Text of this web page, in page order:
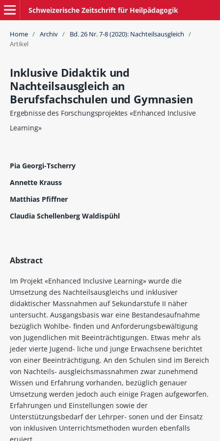
Schweizerische Zeitschrift für Heilpädagogik
Home / Archiv / Bd. 26 Nr. 7-8 (2020): Nachteilsausgleich /
Artikel
Inklusive Didaktik und
Nachteilsausgleich an
Berufsfachschulen und Gymnasien
Ergebnisse des Forschungsprojektes «Enhanced Inclusive
Learning»
Pia Georgi-Tscherry
Annette Krauss
Matthias Pfiffner
Claudia Schellenberg Waldispühl
Abstract
Im Projekt «Enhanced Inclusive Learning» wurde die
Umsetzung des Nachteilsausgleichs und inklusiver
didaktischer Massnahmen auf Sekundarstufe II näher
untersucht. Ausgangsbasis war eine Bestandesaufnahme
bezüglich Wohlbe- finden und Anforderungsbewältigung
von Jugendlichen mit Beeinträchtigungen. Etwas mehr als
jeder vierte Jugend- liche und junge Erwachsene berichtet
von einer Beeinträchtigung. An den Schulen sind im Bereich
von Nachteils- ausgleichsmassnahmen zwar zunehmend
Wissen und Erfahrung vorhanden, bezüglich genauer
Umsetzung werden jedoch auch einige Fragen aufgeworfen.
Erfahrungen und Einstellungen sowie der
Unterstützungsbedarf der Lehrper- sonen und der Einsatz
von inklusiven Unterrichtsmethoden wurden ebenfalls